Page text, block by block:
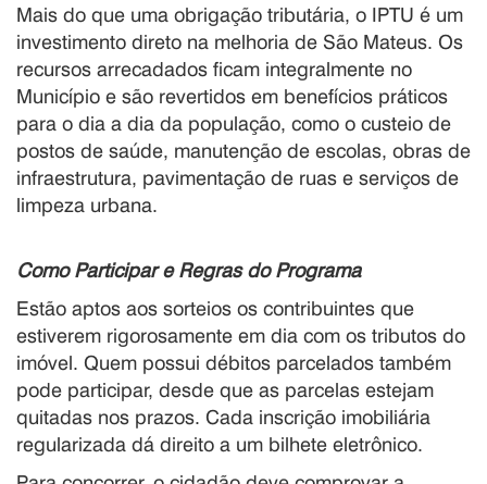
Mais do que uma obrigação tributária, o IPTU é um
investimento direto na melhoria de São Mateus. Os
recursos arrecadados ficam integralmente no
Município e são revertidos em benefícios práticos
para o dia a dia da população, como o custeio de
postos de saúde, manutenção de escolas, obras de
infraestrutura, pavimentação de ruas e serviços de
limpeza urbana.
Como Participar e Regras do Programa
Estão aptos aos sorteios os contribuintes que
estiverem rigorosamente em dia com os tributos do
imóvel. Quem possui débitos parcelados também
pode participar, desde que as parcelas estejam
quitadas nos prazos. Cada inscrição imobiliária
regularizada dá direito a um bilhete eletrônico.